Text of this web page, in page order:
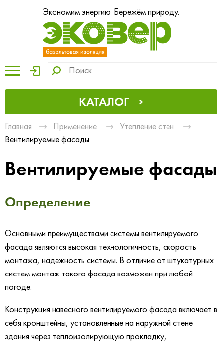
Экономим энергию. Бережём природу.
КАТАЛОГ
Главная Применение
Утепление стен
Вентилируемые фасады
Вентилируемые фасады
Определение
Основными преимуществами системы вентилируемого
фасада являются высокая технологичность, скорость
монтажа, надежность системы. В отличие от штукатурных
систем монтаж такого фасада возможен при любой
погоде.
Конструкция навесного вентилируемого фасада включает в
себя кронштейны, установленные на наружной стене
здания через теплоизолирующую прокладку,